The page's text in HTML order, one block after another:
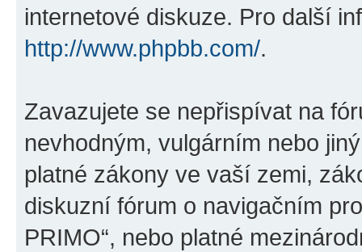
internetové diskuze. Pro další
http://www.phpbb.com/.
Zavazujete se nepřispívat na
nevhodným, vulgárním nebo
platné zákony ve vaší zemi,
diskuzní fórum o navigačním
PRIMO“, nebo platné